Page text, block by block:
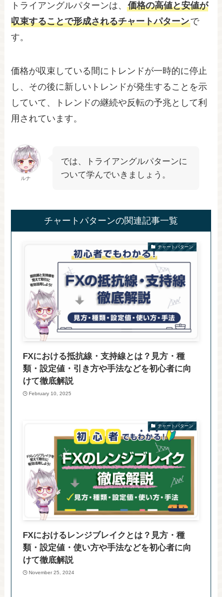
トライアングルパターンは、価格の高値と安値が
収束することで形成されるチャートパターンで
す。
価格が収束している間にトレンドが一時的に停止
し、その後に新しいトレンドが発生することを示
していて、トレンドの継続や反転の予兆として利
用されています。
ルナ
では、トライアングルパターンに
ついて学んでいきましょう。
チャートパターンの関連記事一覧
チャートパターン
FXにおける抵抗線・支持線とは？見方・種
類・設定値・引き方や手法などを初心者に向
けて徹底解説
February 10, 2025
チャートパターン
FXにおけるレンジブレイクとは？見方・種
類・設定値・使い方や手法などを初心者に向
けて徹底解説
November 25, 2024